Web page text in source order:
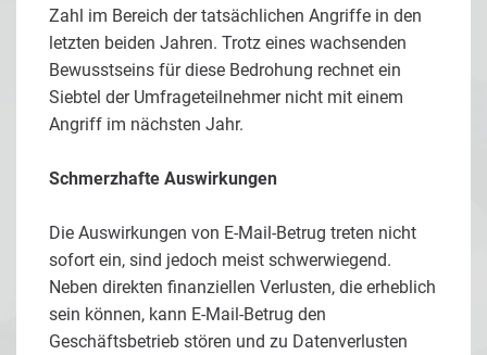
Zahl im Bereich der tatsächlichen Angriffe in den
letzten beiden Jahren. Trotz eines wachsenden
Bewusstseins für diese Bedrohung rechnet ein
Siebtel der Umfrageteilnehmer nicht mit einem
Angriff im nächsten Jahr.
Schmerzhafte Auswirkungen
Die Auswirkungen von E-Mail-Betrug treten nicht
sofort ein, sind jedoch meist schwerwiegend.
Neben direkten finanziellen Verlusten, die erheblich
sein können, kann E-Mail-Betrug den
Geschäftsbetrieb stören und zu Datenverlusten